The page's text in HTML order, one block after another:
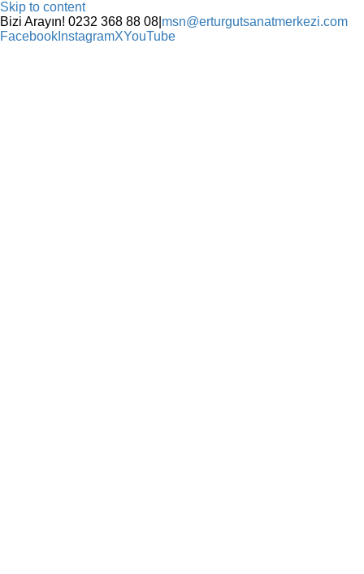
Skip to content
Bizi Arayın! 0232 368 88 08 msn@erturgutsanatmerkezi.com
Facebook InstagramXYouTube